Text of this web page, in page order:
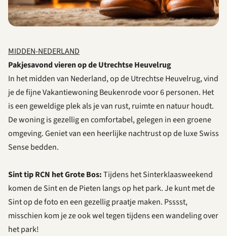
MIDDEN-NEDERLAND
Pakjesavond vieren op de Utrechtse Heuvelrug
In het midden van Nederland, op de Utrechtse Heuvelrug, vind
je de fijne Vakantiewoning Beukenrode voor 6 personen. Het
is een geweldige plek als je van rust, ruimte en natuur houdt.
De woning is gezellig en comfortabel, gelegen in een groene
omgeving. Geniet van een heerlijke nachtrust op de luxe Swiss
Sense bedden.
Sint tip RCN het Grote Bos:Tijdens het Sinterklaasweekend
komen de Sint en de Pieten langs op het park. Je kunt met de
Sint op de foto en een gezellig praatje maken. Psssst,
misschien kom je ze ook wel tegen tijdens een wandeling over
het park!